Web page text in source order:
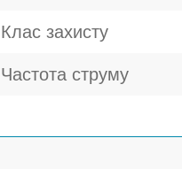
Клас захисту
Частота струму